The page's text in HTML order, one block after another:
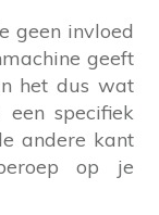
geen invloed
geeft
het dus wat
specifiek
andere kant
op je